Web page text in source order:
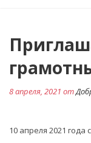
8 апреля, 2021 от
10 апреля 2021 года
по
записям